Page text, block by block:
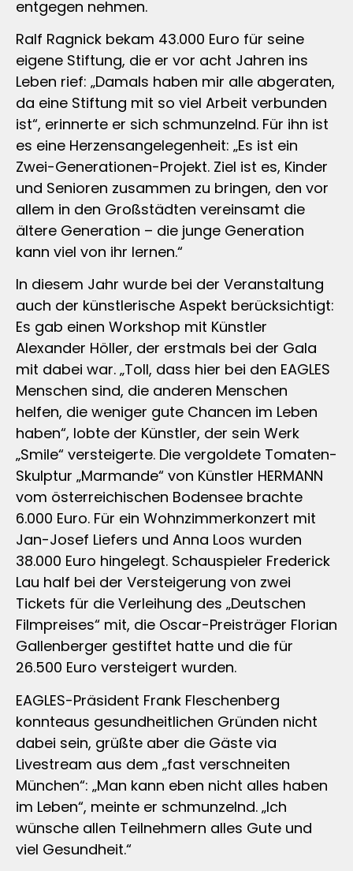
entgegen nehmen.
Ralf Ragnick bekam 43.000 Euro für seine
eigene Stiftung, die er vor acht Jahren ins
Leben rief: „Damals haben mir alle abgeraten,
da eine Stiftung mit so viel Arbeit verbunden
ist“, erinnerte er sich schmunzelnd. Für ihn ist
es eine Herzensangelegenheit: „Es ist ein
Zwei-Generationen-Projekt. Ziel ist es, Kinder
und Senioren zusammen zu bringen, den vor
allem in den Großstädten vereinsamt die
ältere Generation – die junge Generation
kann viel von ihr lernen.“
In diesem Jahr wurde bei der Veranstaltung
auch der künstlerische Aspekt berücksichtigt:
Es gab einen Workshop mit Künstler
Alexander Höller, der erstmals bei der Gala
mit dabei war. „Toll, dass hier bei den EAGLES
Menschen sind, die anderen Menschen
helfen, die weniger gute Chancen im Leben
haben“, lobte der Künstler, der sein Werk
„Smile“ versteigerte. Die vergoldete Tomaten-
Skulptur „Marmande“ von Künstler HERMANN
vom österreichischen Bodensee brachte
6.000 Euro. Für ein Wohnzimmerkonzert mit
Jan-Josef Liefers und Anna Loos wurden
38.000 Euro hingelegt. Schauspieler Frederick
Lau half bei der Versteigerung von zwei
Tickets für die Verleihung des „Deutschen
Filmpreises“ mit, die Oscar-Preisträger Florian
Gallenberger gestiftet hatte und die für
26.500 Euro versteigert wurden.
EAGLES-Präsident Frank Fleschenberg
konnteaus gesundheitlichen Gründen nicht
dabei sein, grüßte aber die Gäste via
Livestream aus dem „fast verschneiten
München“: „Man kann eben nicht alles haben
im Leben“, meinte er schmunzelnd. „Ich
wünsche allen Teilnehmern alles Gute und
viel Gesundheit.“